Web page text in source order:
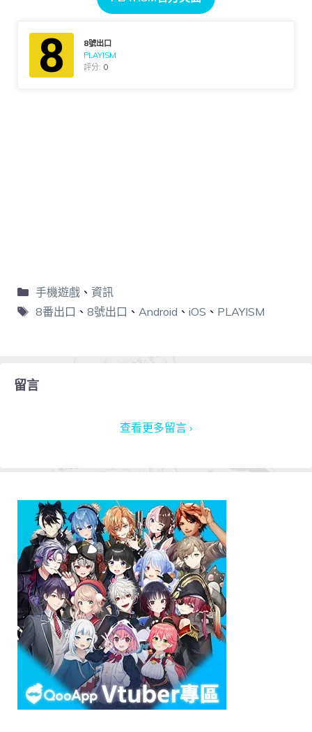
8號出口
PLAYISM
評分: 0
手機遊戲、 資訊
8番出口 、 8號出口 、 Android 、 iOS 、 PLAYISM
留言
查看更多留言 ›